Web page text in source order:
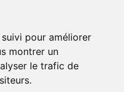
pour améliorer
montrer un
le trafic de